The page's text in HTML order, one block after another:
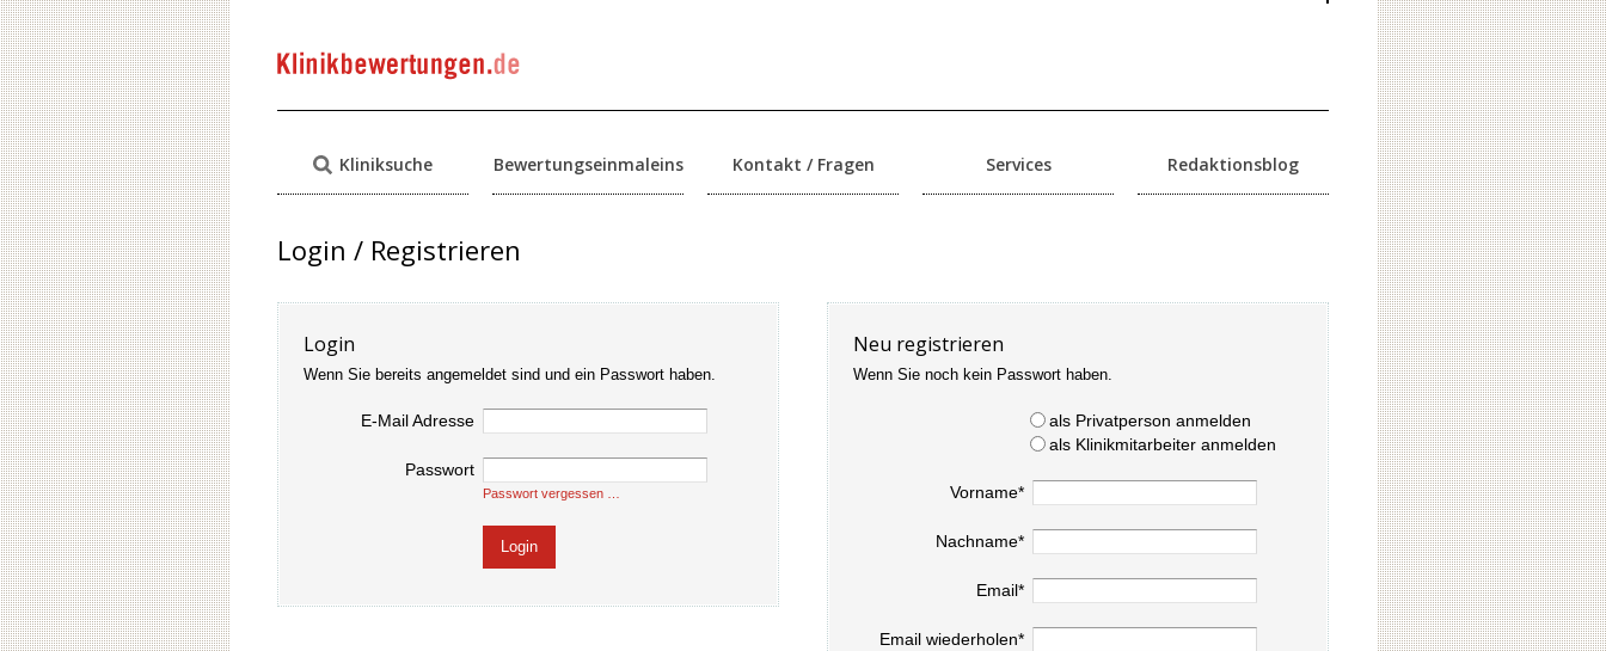
Kliniksuche Bewertungseinmaleins Kontakt / Fragen Services Redaktionsblog
Login / Registrieren
Login
Wenn Sie bereits angemeldet sind und ein Passwort haben.
E-Mail Adresse
Passwort
Passwort vergessen …
Neu registrieren
Wenn Sie noch kein Passwort haben.
als Privatperson anmelden
als Klinikmitarbeiter anmelden
Vorname*
Nachname*
Email*
Email wiederholen*